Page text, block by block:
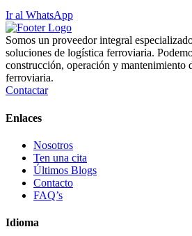
Ir al WhatsApp
Somos un proveedor integral
soluciones de logística ferroviaria.
construcción, operación y mantenimiento
ferroviaria.
Contactar
Enlaces
Nosotros
Ten una cita
Últimos Blogs
Contacto
FAQ’s
Idioma